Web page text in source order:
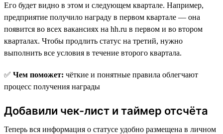
Его будет видно в этом и следующем квартале. Например,
предприятие получило награду в первом квартале — она
появится во всех вакансиях на hh.ru в первом и во втором
кварталах. Чтобы продлить статус на третий, нужно
выполнить все условия в течение второго квартала.
✅ Чем поможет: чёткие и понятные правила облегчают
процесс получения награды
Добавили чек-лист и таймер отсчёта
Теперь вся информация о статусе удобно размещена в личном